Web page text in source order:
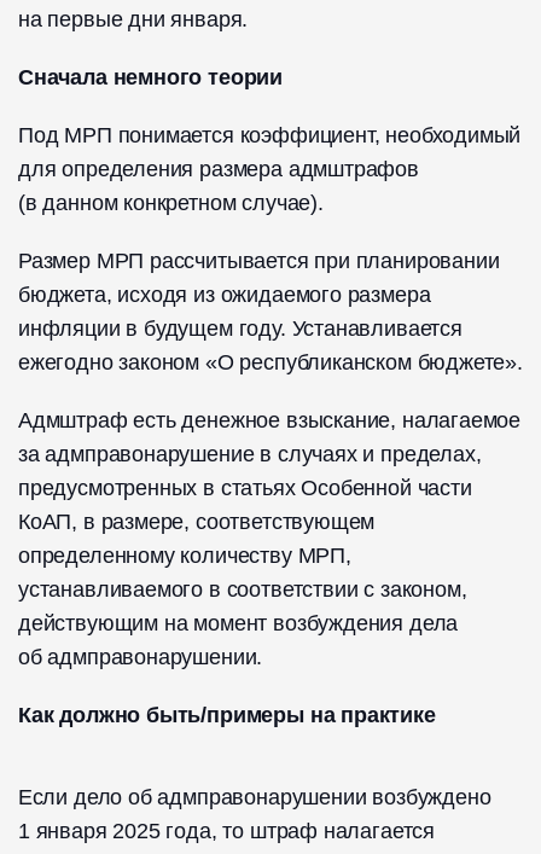
на первые дни января.
Сначала немного теории
Под МРП понимается коэффициент, необходимый
для определения размера адмштрафов
(в данном конкретном случае).
Размер МРП рассчитывается при планировании
бюджета, исходя из ожидаемого размера
инфляции в будущем году. Устанавливается
ежегодно законом «О республиканском бюджете».
Адмштраф есть денежное взыскание, налагаемое
за адмправонарушение в случаях и пределах,
предусмотренных в статьях Особенной части
КоАП, в размере, соответствующем
определенному количеству МРП,
устанавливаемого в соответствии с законом,
действующим на момент возбуждения дела
об адмправонарушении.
Как должно быть/примеры на практике
️Если дело об адмправонарушении возбуждено
1 января 2025 года, то штраф налагается